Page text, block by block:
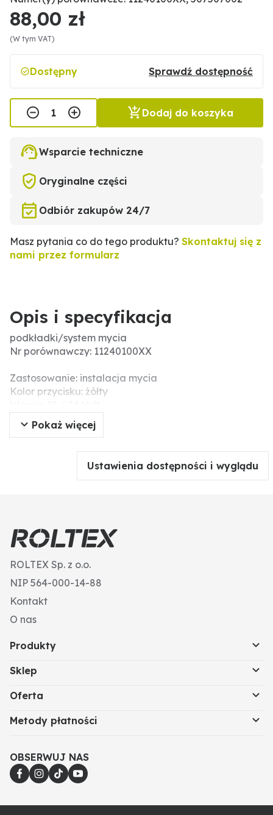
88,00 zł
(W tym VAT)
Dostępny Sprawdź dostępność
Dodaj do koszyka
Wsparcie techniczne
Oryginalne części
Odbiór zakupów 24/7
Masz pytania co do tego produktu? Skontaktuj się z
nami przez formularz
Opis i specyfikacja
podkładki/system mycia
Nr porównawczy: 11240100XX
Zastosowanie: instalacja mycia
Kolor przycisku: żółty
przycisk żółty,
bez blokady,
ochrona przed pyłem i wodą rozpryskową:
Pokaż więcej
Ustawienia dostępności i wyglądu
ROLTEX Sp. z o.o.
NIP 564-000-14-88
Kontakt
O nas
Produkty
Sklep
Oferta
Metody płatności
OBSERWUJ NAS